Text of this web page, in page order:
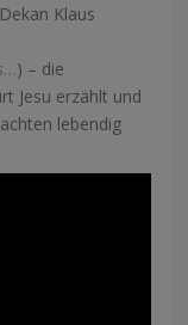
Klaus
) – die
Jesu erzählt und
lebendig